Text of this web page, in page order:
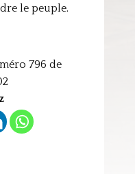
le peuple.
796 de